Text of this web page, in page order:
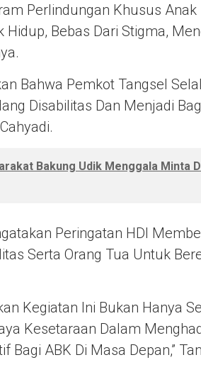
Perlindungan Khusus Anak
Bebas Dari Stigma,
Bahwa Pemkot Tangsel
Disabilitas Dan Menjadi
Bakung Udik Menggala Minta
Peringatan HDI
Serta Orang Tua Untuk
Kegiatan Ini Bukan Hanya
Kesetaraan Dalam
Bagi ABK Di Masa Depan,”